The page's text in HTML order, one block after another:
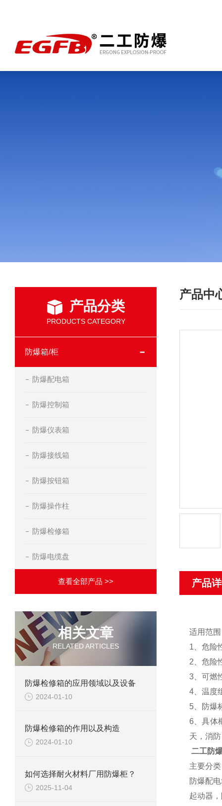
产品分类
PRODUCTS CATEGORY
防爆箱/柜
防爆配电箱
防爆控制箱
防爆仪表箱
防爆接线箱
防爆按钮箱
防爆操作柱
防爆检修箱
防爆电缆盘
查看全部产品 >>
相关文章
RELATED ARTICLES
防爆检修箱的应用领域以及设备
2024-01-10
防爆检修箱的作用以及构造
2024-01-10
如何选择耐火材料厂用防爆柜？
2025-11-04
产品中
产品
适用范围
1、 危险
2、 危险
3、可燃
4、温度
5、防爆
6、具体
天，消
二工防
主要分类
防爆配
起动器